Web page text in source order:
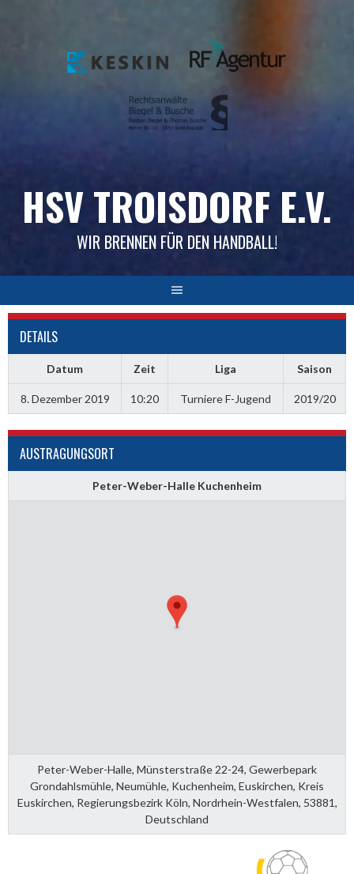
HSV TROISDORF E.V.
WIR BRENNEN FÜR DEN HANDBALL!
DETAILS
Datum Zeit Liga Saison
8. Dezember 2019 10:20 Turniere F-Jugend 2019/20
AUSTRAGUNGSORT
Peter-Weber-Halle Kuchenheim
Peter-Weber-Halle, Münsterstraße 22-24, Gewerbepark
Grondahlsmühle, Neumühle, Kuchenheim, Euskirchen, Kreis
Euskirchen, Regierungsbezirk Köln, Nordrhein-Westfalen, 53881,
Deutschland